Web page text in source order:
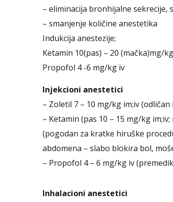
– eliminacija bronhijalne sekrecije,
– smanjenje količine anestetika
Indukcija anestezije;
Ketamin 10(pas) – 20 (mačka)mg/
Propofol 4 -6 mg/kg iv
Injekcioni anestetici
– Zoletil 7 – 10 mg/kg im;iv
– Ketamin (pas 10 – 15 mg/kg
(pogodan za kratke hiruške
abdomena – slabo blokira bol,
– Propofol 4 – 6 mg/kg iv
Inhalacioni anestetici